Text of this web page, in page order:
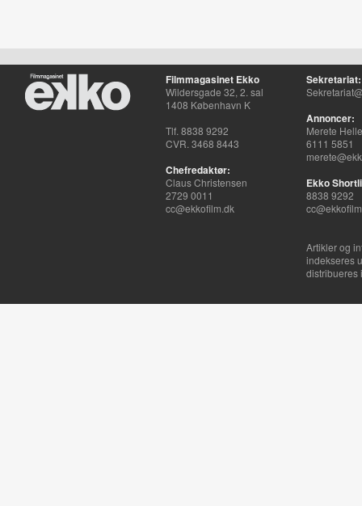
Filmmagasinet Ekko
Wildersgade 32, 2. sal
1408 København K
Tlf. 8838 9292
CVR. 3468 8443
Chefredaktør:
Claus Christensen
2729 0011
cc@ekkofilm.dk
Sekretariat:
Annoncer:
Merete
6111 5851
Ekko
8838 9292
Artikler og
indekseres
distribueres